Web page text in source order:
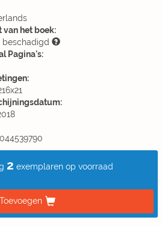
van het boek:
beschadigd
Pagina's:
2 exemplaren op voorraad
Toevoegen